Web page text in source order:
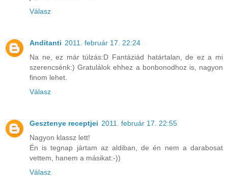
Válasz
Anditanti 2011. február 17. 22:24
Na ne, ez már túlzás:D Fantáziád határtalan, de ez a mi
szerencsénk:) Gratulálok ehhez a bonbonodhoz is, nagyon
finom lehet.
Válasz
Gesztenye receptjei 2011. február 17. 22:55
Nagyon klassz lett!
Én is tegnap jártam az aldiban, de én nem a darabosat
vettem, hanem a másikat:-))
Válasz